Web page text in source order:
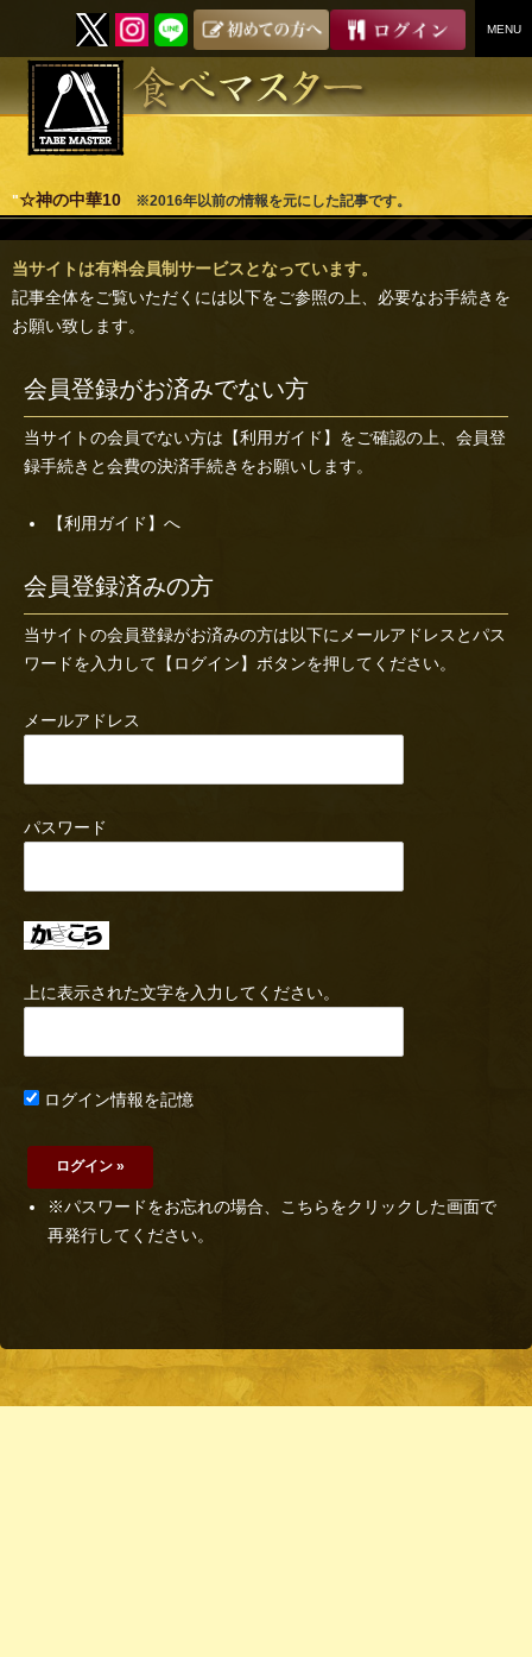
MENU
SKIP
"☆神の中華10 ※2016年以前の情報を元にした記事です。
当サイトは有料会員制サービスとなっています。
記事全体をご覧いただくには以下をご参照の上、必要なお手続きを
お願い致します。
会員登録がお済みでない方
当サイトの会員でない方は 【利用ガイド】 をご確認の上、会員登
録手続きと会費の決済手続きをお願いします。
【利用ガイド】へ
会員登録済みの方
当サイトの会員登録がお済みの方は以下にメールアドレスとパス
ワードを入力して【ログイン】ボタンを押してください。
メールアドレス
パスワード
上に表示された文字を入力してください。
ログイン情報を記憶
※パスワードをお忘れの場合、こちらをクリックした画面で
再発行してください。